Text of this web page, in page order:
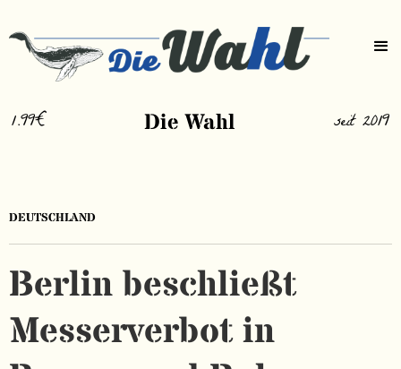
1.99€ Die Wahl seit 2019
DEUTSCHLAND
Berlin beschließt
Messerverbot in